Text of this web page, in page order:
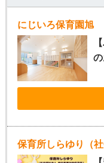
にじいろ保育園旭
の
保育所しらゆり（